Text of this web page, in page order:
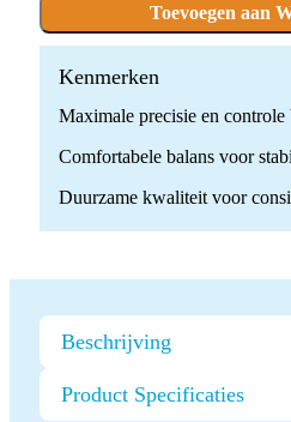
Boren
quantity
Toevoegen aan
Kenmerken
Maximale precisie en
Comfortabele balans voor
Duurzame kwaliteit voor
Beschrijving
Product Specificaties